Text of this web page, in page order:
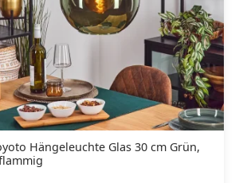
Hängeleuchte Glas 30 cm Grün,